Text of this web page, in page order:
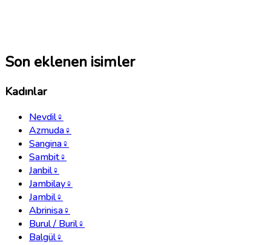
Son eklenen isimler
Kadınlar
Nevdil♀
Azmuda♀
Sangina♀
Sambit♀
Janbil♀
Jambilay♀
Jambil♀
Abrinisa♀
Burul / Buril♀
Balgül♀